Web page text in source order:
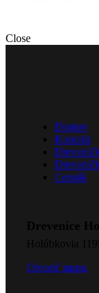
Close
Domov
Kontakt
Cenník
Drevenice
Holúbkovia
Otvoriť mapu